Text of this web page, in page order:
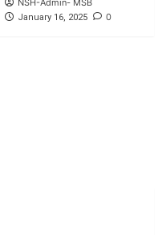
NSH-Admin- MSB
January 16, 2025 0